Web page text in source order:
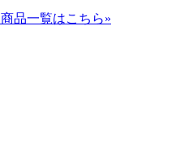
商品一覧はこちら»